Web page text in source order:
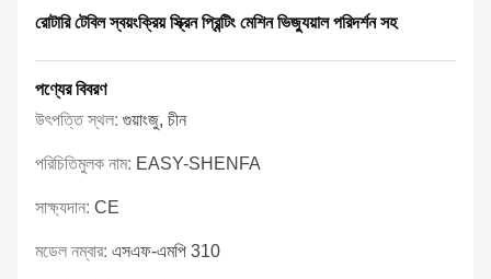
রোটারি টেবিল স্বয়ংক্রিয় স্ক্রিন প্রিন্টিং মেশিন ভিজ্যুয়াল পরিদর্শন সহ
পণ্যের বিবরণ
উৎপত্তি স্থল: গুয়াংজু, চীন
পরিচিতিমুলক নাম: EASY-SHENFA
সাক্ষ্যদান: CE
মডেল নম্বার: এসএফ-এমপি 310